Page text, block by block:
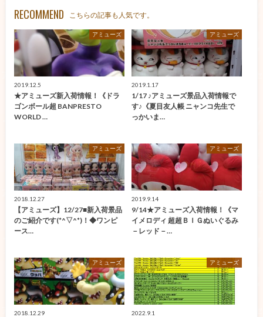
RECOMMEND こちらの記事も人気です。
アミューズ
2019.12.5
★アミューズ新入荷情報！《ドラ
ゴンボール超 BANPRESTO
WORLD …
アミューズ
2019.1.17
1/17 ♪アミューズ景品入荷情報で
す♪《夏目友人帳 ニャンコ先生で
っかいま…
アミューズ
2018.12.27
【アミューズ】12/27■新入荷景品
のご紹介です(*^▽^*)！◆ワンピ
ース…
アミューズ
2019.9.14
9/14★アミューズ入荷情報！《マ
イメロディ 超超ＢＩＧぬいぐるみ
－レッド－…
アミューズ
2018.12.29
アミューズ
2022.9.1